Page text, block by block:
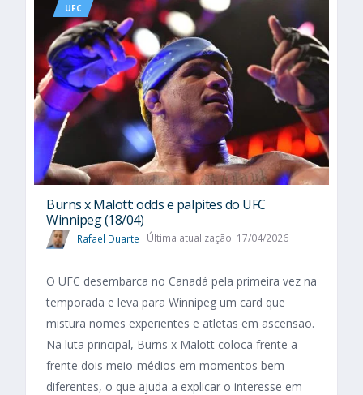
UFC
Burns x Malott: odds e palpites do UFC
Winnipeg (18/04)
Rafael Duarte Última atualização: 17/04/2026
O UFC desembarca no Canadá pela primeira vez na
temporada e leva para Winnipeg um card que
mistura nomes experientes e atletas em ascensão.
Na luta principal, Burns x Malott coloca frente a
frente dois meio-médios em momentos bem
diferentes, o que ajuda a explicar o interesse em